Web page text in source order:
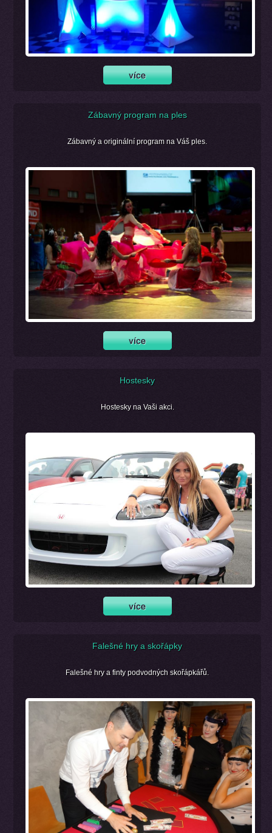
Zábavný program na ples
Zábavný a originální program na Váš ples.
Hostesky
Hostesky na Vaši akci.
Falešné hry a skořápky
Falešné hry a finty podvodných skořápkářů.